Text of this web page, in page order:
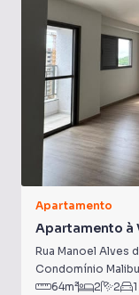
Apartamento
Apartamento à
Rua Manoel Alves
Condomínio Malibu
64m² 2 2 1